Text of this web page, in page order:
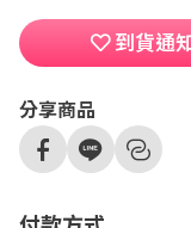
到貨通
分享商品